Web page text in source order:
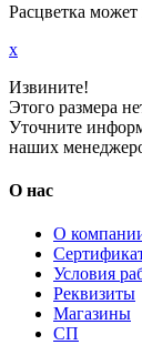
Расцветка
x
Извините!
Этого размера
Уточните
наших
О нас
О
Условия
Реквизиты
Магазины
СП